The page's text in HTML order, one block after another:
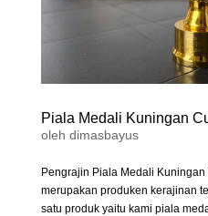
Piala Medali Kuningan
oleh dimasbayus
Pengrajin Piala Medali
merupakan produken kerajinan
satu produk yaitu kami piala